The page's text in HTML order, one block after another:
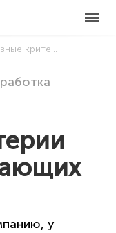
создания продающих сайтов
у